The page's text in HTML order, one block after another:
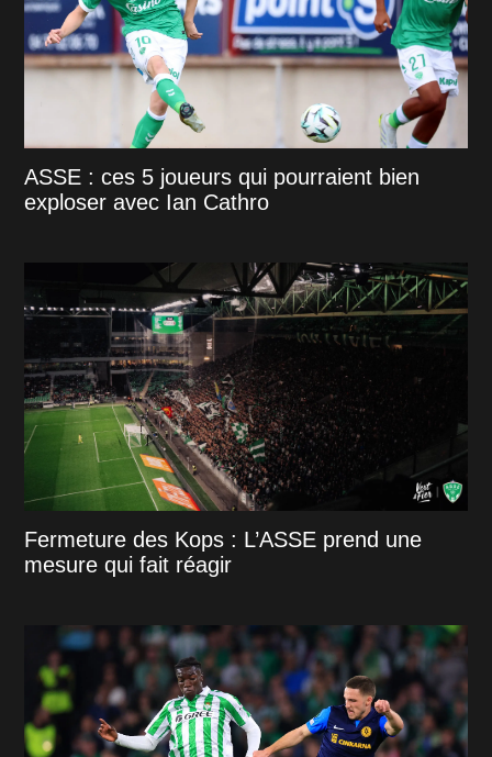
ASSE : ces 5 joueurs qui pourraient bien
exploser avec Ian Cathro
Fermeture des Kops : L’ASSE prend une
mesure qui fait réagir